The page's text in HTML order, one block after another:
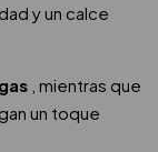
y un calce
, mientras que
un toque